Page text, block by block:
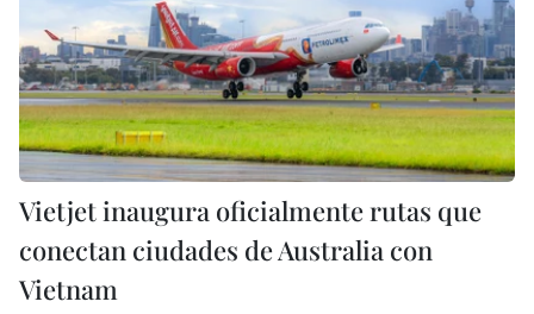
Vietjet inaugura oficialmente rutas que
conectan ciudades de Australia con
Vietnam